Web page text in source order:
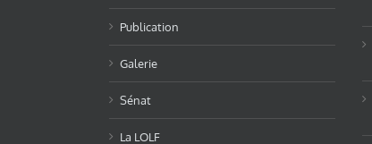
Publication
Galerie
Sénat
La LOLF